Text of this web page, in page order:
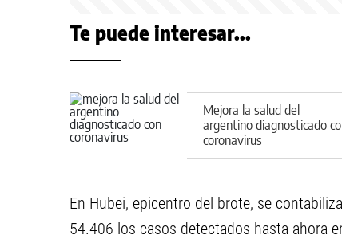
Te puede interesar...
Mejora la salud del
argentino diagnosticado
coronavirus
En Hubei, epicentro del brote, se
54.406 los casos detectados hasta ahora